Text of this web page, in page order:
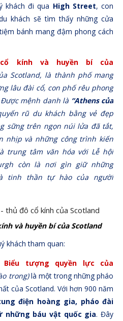
khách đi qua High Street, con
khách sẽ tìm thấy những cửa
bánh mang đậm phong cách
kính và huyền bí của
Scotland, là thành phố mang
lâu đài cổ, con phố rêu phong
mệnh danh là “Athens của
rũ du khách bằng vẻ đẹp
sững trên ngọn núi lửa đã tắt,
nhịp và những công trình kiến
trung tâm văn hóa với Lễ hội
còn là nơi gìn giữ những
tinh thần tự hào của người
và huyền bí của Scotland
khách tham quan:
Biểu tượng quyền lực của
trong)là một trong những pháo
của Scotland. Với hơn 900 năm
điện hoàng gia, pháo đài
những báu vật quốc gia. Đây